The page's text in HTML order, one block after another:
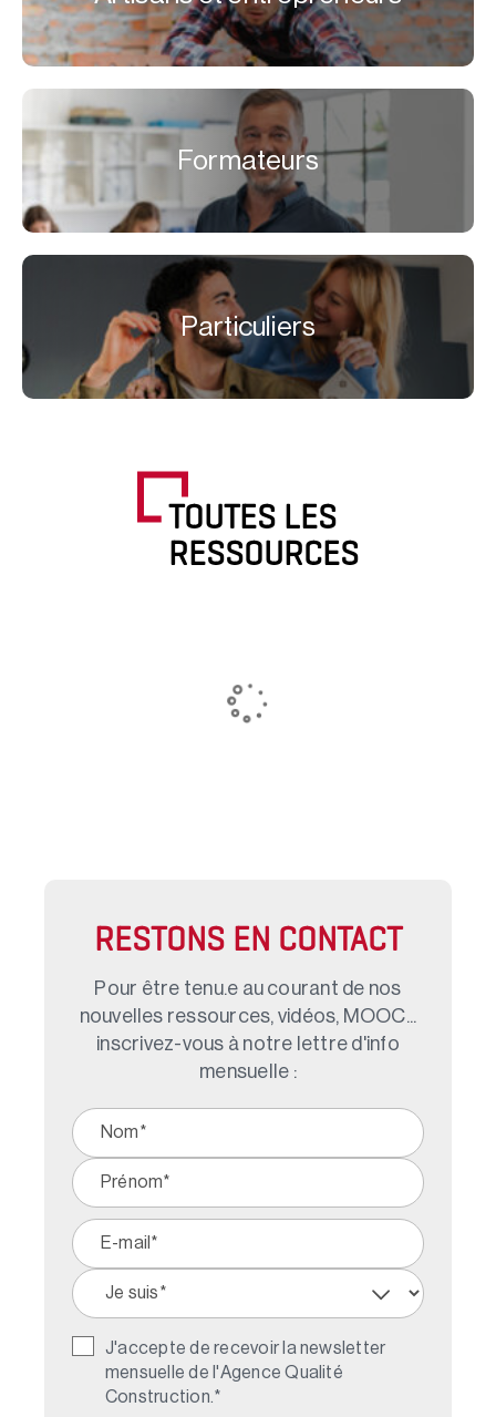
Formateurs
Particuliers
TOUTES LES
RESSOURCES
RESTONS EN CONTACT
Pour être tenu.e au courant de nos
nouvelles ressources, vidéos, MOOC...
inscrivez-vous à notre lettre d'info
mensuelle :
J'accepte de recevoir la newsletter
mensuelle de l'Agence Qualité
Construction. *